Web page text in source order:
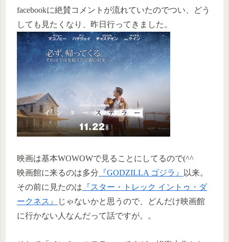
facebookに絶賛コメントが流れていたのでつい、どう
しても見たくなり、昨日行ってきました。
映画は基本WOWOWで見ることにしてるので(^^ゞ
映画館に来るのは多分 『GODZILLA ゴジラ』
以来。
その前に見たのは 『スター・トレック イントゥ・ダ
ークネス』
じゃないかと思うので、どんだけ映画館
に行かない人なんだって話ですが。。